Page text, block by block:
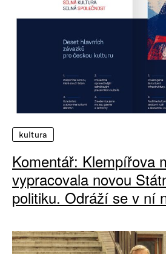
kultura
Komentář: Klempířova
vypracovala novou
politiku. Odráží se v ní